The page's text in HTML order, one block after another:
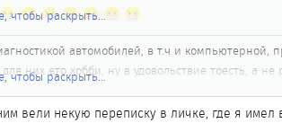
чтобы раскрыть...
автомобилей, в т.ч и компьютерной,
них ето хобби, ну в удовольствие тоесть, а
чтобы раскрыть...
вели некую переписку в личке, где я